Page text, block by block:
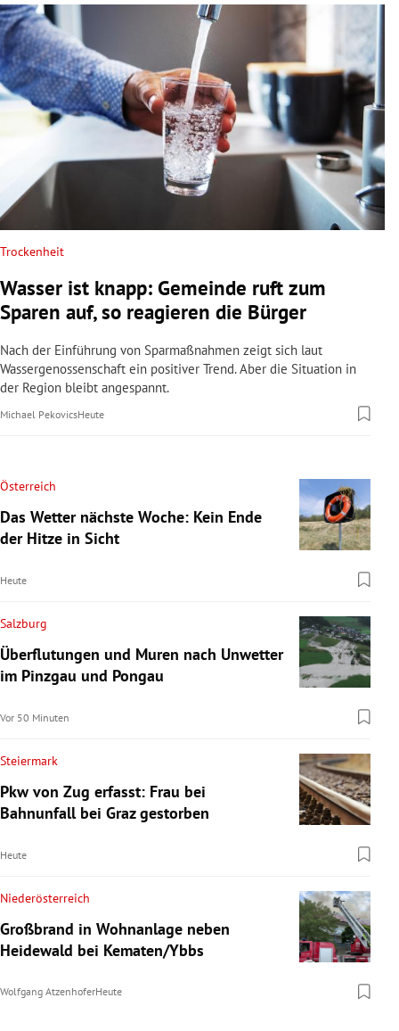
Trockenheit
Wasser ist knapp: Gemeinde ruft zum
Sparen auf, so reagieren die Bürger
Nach der Einführung von Sparmaßnahmen zeigt sich laut
Wassergenossenschaft ein positiver Trend. Aber die Situation in
der Region bleibt angespannt.
Michael PekovicsHeute
Österreich
Das Wetter nächste Woche: Kein Ende
der Hitze in Sicht
Heute
Salzburg
Überflutungen und Muren nach Unwetter
im Pinzgau und Pongau
Vor 50 Minuten
Steiermark
Pkw von Zug erfasst: Frau bei
Bahnunfall bei Graz gestorben
Heute
Niederösterreich
Großbrand in Wohnanlage neben
Heidewald bei Kematen/Ybbs
Wolfgang AtzenhoferHeute